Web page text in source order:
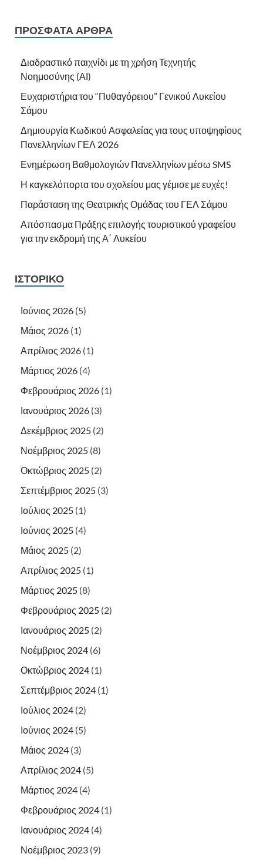
ΠΡΌΣΦΑΤΑ ΆΡΘΡΑ
Διαδραστικό παιχνίδι με τη χρήση Τεχνητής
Νοημοσύνης (ΑΙ)
Ευχαριστήρια του “Πυθαγόρειου” Γενικού Λυκείου
Σάμου
Δημιουργία Κωδικού Ασφαλείας για τους υποψηφίους
Πανελληνίων ΓΕΛ 2026
Ενημέρωση Βαθμολογιών Πανελληνίων μέσω SMS
Η καγκελόπορτα του σχολείου μας γέμισε με ευχές!
Παράσταση της Θεατρικής Ομάδας του ΓΕΛ Σάμου
Απόσπασμα Πράξης επιλογής τουριστικού γραφείου
για την εκδρομή της Α΄ Λυκείου
ΙΣΤΟΡΙΚΌ
Ιούνιος 2026 (5)
Μάιος 2026 (1)
Απρίλιος 2026 (1)
Μάρτιος 2026 (4)
Φεβρουάριος 2026 (1)
Ιανουάριος 2026 (3)
Δεκέμβριος 2025 (2)
Νοέμβριος 2025 (8)
Οκτώβριος 2025 (2)
Σεπτέμβριος 2025 (3)
Ιούλιος 2025 (1)
Ιούνιος 2025 (4)
Μάιος 2025 (2)
Απρίλιος 2025 (1)
Μάρτιος 2025 (8)
Φεβρουάριος 2025 (2)
Ιανουάριος 2025 (2)
Νοέμβριος 2024 (6)
Οκτώβριος 2024 (1)
Σεπτέμβριος 2024 (1)
Ιούλιος 2024 (2)
Ιούνιος 2024 (5)
Μάιος 2024 (3)
Απρίλιος 2024 (5)
Μάρτιος 2024 (4)
Φεβρουάριος 2024 (1)
Ιανουάριος 2024 (4)
Νοέμβριος 2023 (9)